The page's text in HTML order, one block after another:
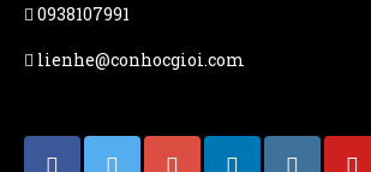
0938107991
lienhe@conhocgioi.com